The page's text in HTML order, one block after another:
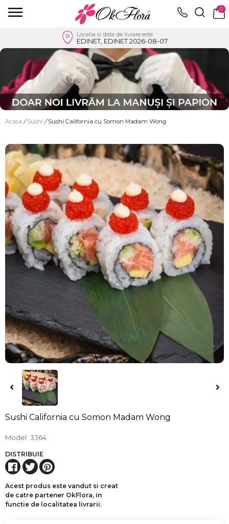
0
Locatia si data de livrare este
EDINET, EDINET 2026-08-07
Acasa / Sushi / Sushi California cu Somon Madam Wong
Sushi California cu Somon Madam Wong
Model 3364
DISTRIBUIE
Acest produs este vandut si creat
de catre partener OkFlora, in
functie de localitatea livrarii.